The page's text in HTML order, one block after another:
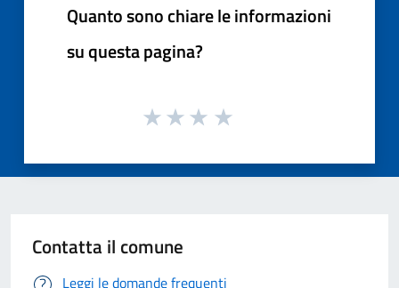
Quanto sono chiare le informazioni
su questa pagina?
Contatta il comune
Leggi le domande frequenti